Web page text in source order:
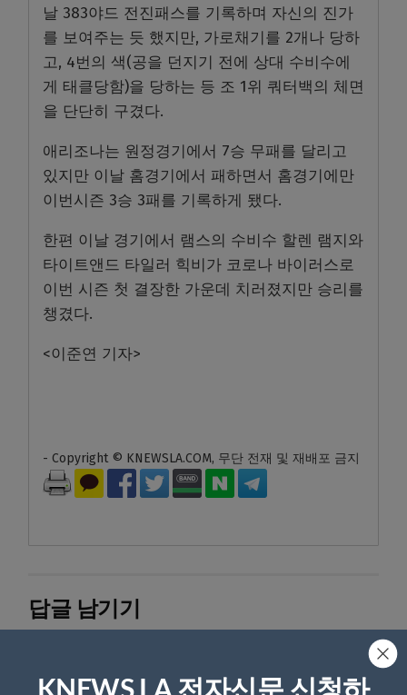
날 383야드 전진패스를 기록하며 자신의 진가
를 보여주는 듯 했지만, 가로채기를 2개나 당하
고, 4번의 색(공을 던지기 전에 상대 수비수에
게 태클당함)을 당하는 등 조 1위 쿼터백의 체면
을 단단히 구겼다.
애리조나는 원정경기에서 7승 무패를 달리고
있지만 이날 홈경기에서 패하면서 홈경기에만
이번시즌 3승 3패를 기록하게 됐다.
한편 이날 경기에서 램스의 수비수 할렌 램지와
타이트앤드 타일러 힉비가 코로나 바이러스로
이번 시즌 첫 결장한 가운데 치러졌지만 승리를
챙겼다.
<이준연 기자>
- Copyright © KNEWSLA.COM, 무단 전재 및 재배포 금지
답글 남기기
로 표시됩니